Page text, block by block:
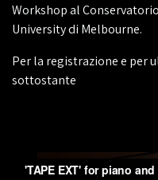
Workshop al
University di Melbourne.
Per la registrazione e
sottostante